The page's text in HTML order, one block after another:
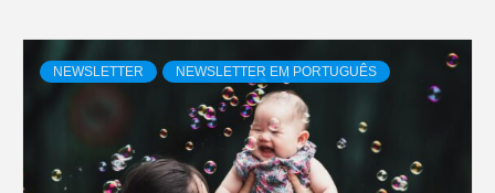
NEWSLETTER NEWSLETTER EM PORTUGUÊS